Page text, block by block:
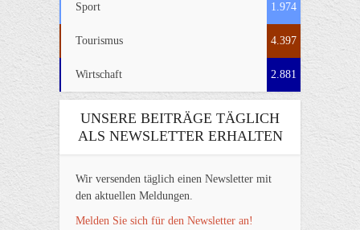
Sport 1.974
Tourismus 4.397
Wirtschaft 2.881
UNSERE BEITRÄGE TÄGLICH
ALS NEWSLETTER ERHALTEN
Wir versenden täglich einen Newsletter mit
den aktuellen Meldungen.
Melden Sie sich für den Newsletter an!